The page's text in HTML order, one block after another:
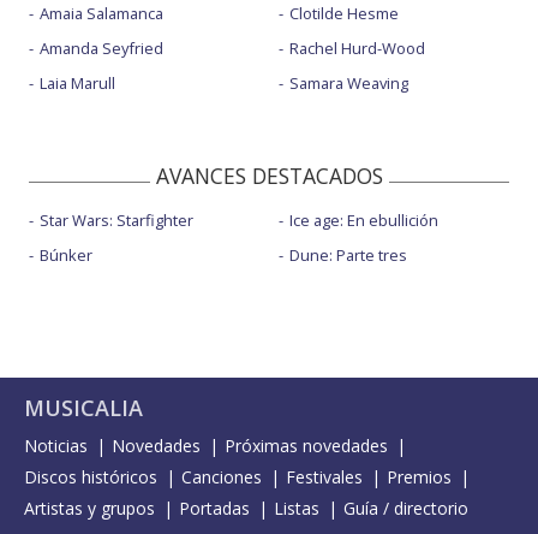
Amaia Salamanca
Amanda Seyfried
Laia Marull
Clotilde Hesme
Rachel Hurd-Wood
Samara Weaving
AVANCES DESTACADOS
Star Wars: Starfighter
Búnker
Ice age: En ebullición
Dune: Parte tres
MUSICALIA
Noticias Novedades
Próximas novedades
Discos históricos
Canciones Festivales
Premios
Artistas y grupos
Portadas Listas Guía / directorio